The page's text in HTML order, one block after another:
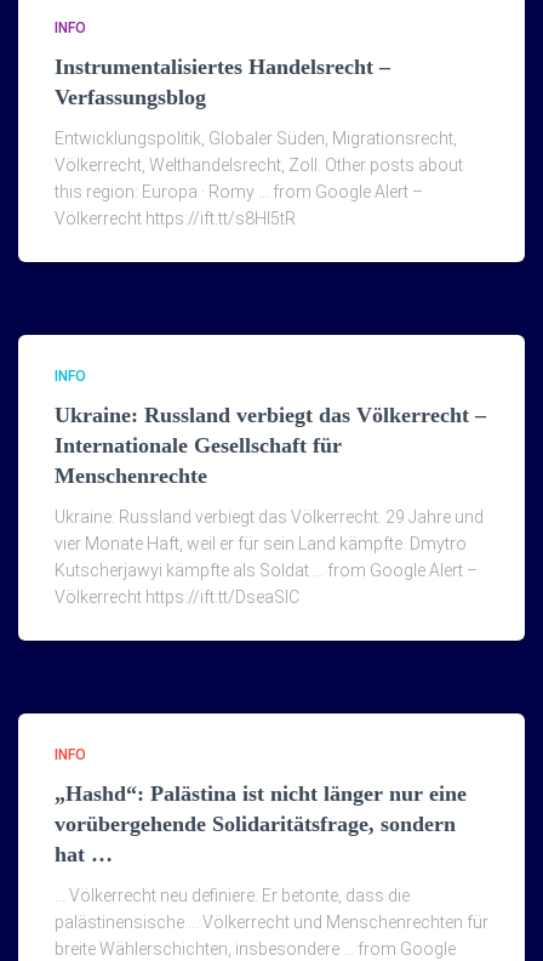
INFO
Instrumentalisiertes Handelsrecht –
Verfassungsblog
Entwicklungspolitik, Globaler Süden, Migrationsrecht,
Völkerrecht, Welthandelsrecht, Zoll. Other posts about
this region: Europa · Romy … from Google Alert –
Völkerrecht https://ift.tt/s8Hl5tR
INFO
Ukraine: Russland verbiegt das Völkerrecht –
Internationale Gesellschaft für
Menschenrechte
Ukraine: Russland verbiegt das Völkerrecht. 29 Jahre und
vier Monate Haft, weil er für sein Land kämpfte. Dmytro
Kutscherjawyi kämpfte als Soldat … from Google Alert –
Völkerrecht https://ift.tt/DseaSlC
INFO
„Hashd“: Palästina ist nicht länger nur eine
vorübergehende Solidaritätsfrage, sondern
hat …
… Völkerrecht neu definiere. Er betonte, dass die
palästinensische … Völkerrecht und Menschenrechten für
breite Wählerschichten, insbesondere … from Google